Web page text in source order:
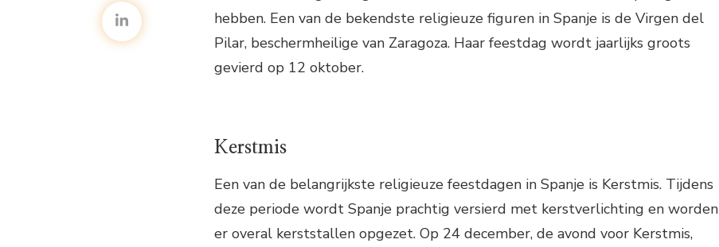
hebben. Een van de bekendste religieuze figuren in Spanje is de Virgen del
Pilar, beschermheilige van Zaragoza. Haar feestdag wordt jaarlijks groots
gevierd op 12 oktober.
Kerstmis
Een van de belangrijkste religieuze feestdagen in Spanje is Kerstmis. Tijdens
deze periode wordt Spanje prachtig versierd met kerstverlichting en worden
er overal kerststallen opgezet. Op 24 december, de avond voor Kerstmis,